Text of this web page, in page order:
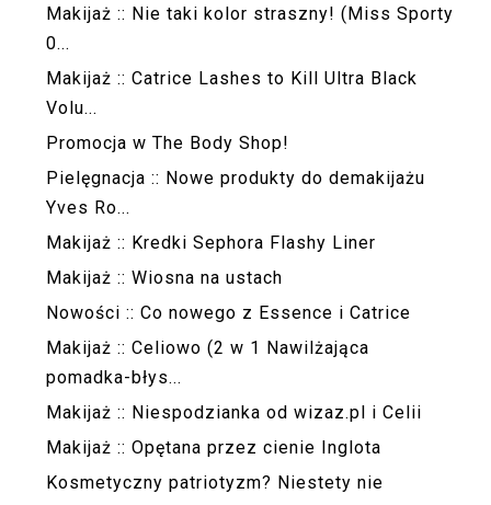
Makijaż :: Nie taki kolor straszny! (Miss Sporty
0...
Makijaż :: Catrice Lashes to Kill Ultra Black
Volu...
Promocja w The Body Shop!
Pielęgnacja :: Nowe produkty do demakijażu
Yves Ro...
Makijaż :: Kredki Sephora Flashy Liner
Makijaż :: Wiosna na ustach
Nowości :: Co nowego z Essence i Catrice
Makijaż :: Celiowo (2 w 1 Nawilżająca
pomadka-błys...
Makijaż :: Niespodzianka od wizaz.pl i Celii
Makijaż :: Opętana przez cienie Inglota
Kosmetyczny patriotyzm? Niestety nie